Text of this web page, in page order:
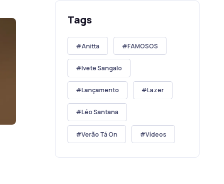
Tags
Anitta FAMOSOS
Ivete Sangalo
Lançamento Lazer
Léo Santana
Verão Tá On Vídeos